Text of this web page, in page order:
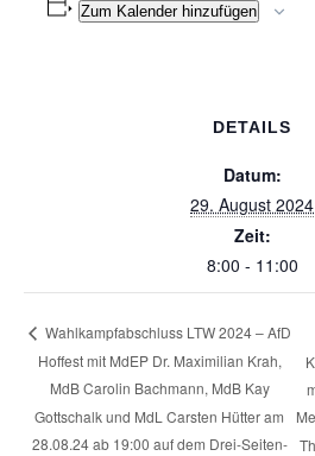
Zum Kalender hinzufügen
DETAILS
Datum:
29. August 2024
Zeit:
8:00 - 11:00
Wahlkampfabschluss LTW 2024 – AfD
Hoffest mit MdEP Dr. Maximilian Krah,
MdB Carolin Bachmann, MdB Kay
Gottschalk und MdL Carsten Hütter am
28.08.24 ab 19:00 auf dem Drei-Seiten-